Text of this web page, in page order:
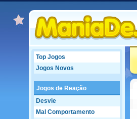
Top Jogos
Jogos Novos
Jogos de Reação
Desvie
Mal Comportamento